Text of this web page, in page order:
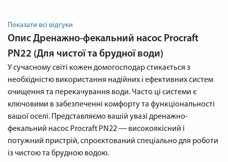
Показати всі відгуки
Опис Дренажно-фекальний насос Procraft
PN22 (Для чистої та брудної води)
У сучасному світі кожен домогосподар стикається з
необхідністю використання надійних і ефективних систем
очищення та перекачування води. Часто ці системи є
ключовими в забезпеченні комфорту та функціональності
вашої оселі. Представляємо вашій увазі дренажно-
фекальний насос Procraft PN22 ― високоякісний і
потужний пристрій, спроєктований спеціально для роботи
із чистою та брудною водою.